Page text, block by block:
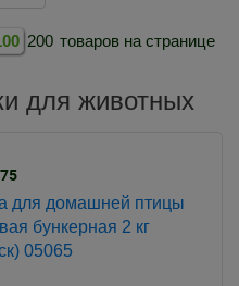
200 товаров на странице
для животных
для домашней птицы
бункерная 2 кг
05065